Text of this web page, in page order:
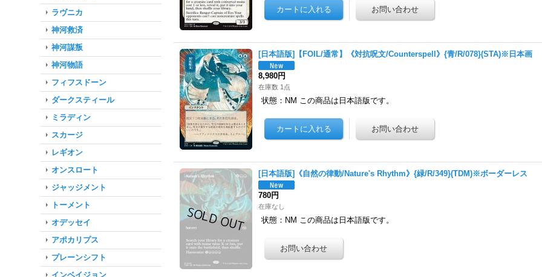
ラヴニカ
神河救済
神河謀叛
神河物語
フィフスドーン
ダークスティール
ミラディン
スカージ
レギオン
オンスロート
ジャッジメント
トーメント
オデッセイ
アポカリプス
プレーンシフト
インベイジョン
[日本語版]【FOIL/通常】《対抗呪文/Counterspell》{青/R/078}(STA)※日本画
8,980円
在庫数 1点
状態：NM この商品は日本語版です。
[日本語版]《自然の律動/Nature's Rhythm》{緑/R/349}(TDM)※ボーダーレス
780円
在庫なし
状態：NM この商品は日本語版です。